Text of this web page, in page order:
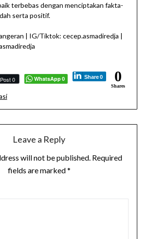
terbebas dengan menciptakan fakta-
serta positif.
| IG/Tiktok: cecep.asmadiredja |
Post 0 WhatsApp 0 Share 0 0
Shares
Leave a Reply
will not be published. Required
fields are marked*